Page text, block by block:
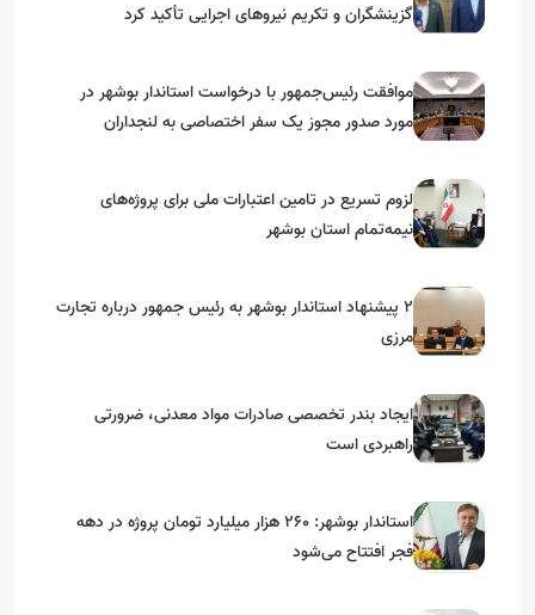
گزینشگران و تکریم نیروهای اجرایی تأکید کرد
موافقت رئیس‌جمهور با درخواست استاندار بوشهر در
مورد صدور مجوز یک سفر اختصاصی به لنجداران
لزوم تسریع در تامین اعتبارات ملی برای پروژه‌های
نیمه‌تمام استان بوشهر
۲ پیشنهاد استاندار بوشهر به رئیس جمهور درباره تجارت
مرزی
ایجاد بندر تخصصی صادرات مواد معدنی، ضرورتی
راهبردی است
استاندار بوشهر: ۲۶۰ هزار میلیارد تومان پروژه در دهه
فجر افتتاح می‌شود